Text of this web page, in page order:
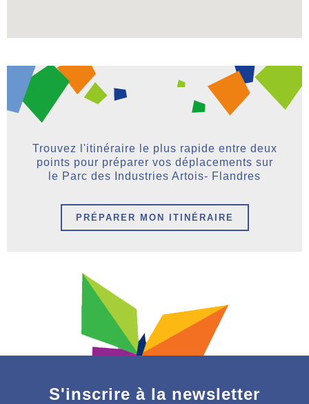
Trouvez l'itinéraire le plus rapide entre deux
points pour préparer vos déplacements sur
le Parc des Industries Artois- Flandres
PRÉPARER MON ITINÉRAIRE
S'inscrire à la newsletter